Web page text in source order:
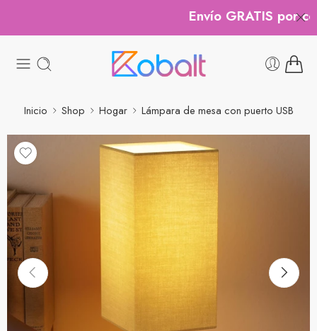
Envío GRATIS por
Inicio Shop Hogar Lámpara de mesa con puerto USB